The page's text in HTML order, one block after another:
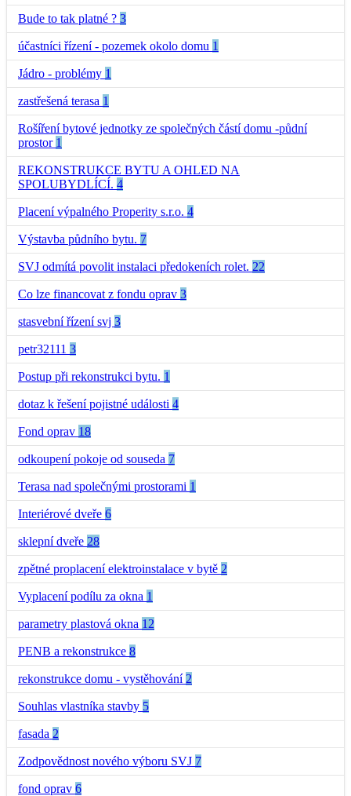
Bude to tak platné ? 3
účastníci řízení - pozemek okolo domu 1
Jádro - problémy 1
zastřešená terasa 1
Rošíření bytové jednotky ze společných částí domu -půdní
prostor 1
REKONSTRUKCE BYTU A OHLED NA
SPOLUBYDLÍCÍ. 4
Placení výpalného Properity s.r.o. 4
Výstavba půdního bytu. 7
SVJ odmítá povolit instalaci předokeních rolet. 22
Co lze financovat z fondu oprav 3
stasvební řízení svj 3
petr32111 3
Postup při rekonstrukci bytu. 1
dotaz k řešení pojistné události 4
Fond oprav 18
odkoupení pokoje od souseda 7
Terasa nad společnými prostorami 1
Interiérové dveře 6
sklepní dveře 28
zpětné proplacení elektroinstalace v bytě 2
Vyplacení podílu za okna 1
parametry plastová okna 12
PENB a rekonstrukce 8
rekonstrukce domu - vystěhování 2
Souhlas vlastníka stavby 5
fasada 2
Zodpovědnost nového výboru SVJ 7
fond oprav 6